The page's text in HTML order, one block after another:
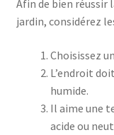
Afin de bien réussir
jardin, considérez
Choisissez
L’endroit
humide.
Il aime une
acide ou